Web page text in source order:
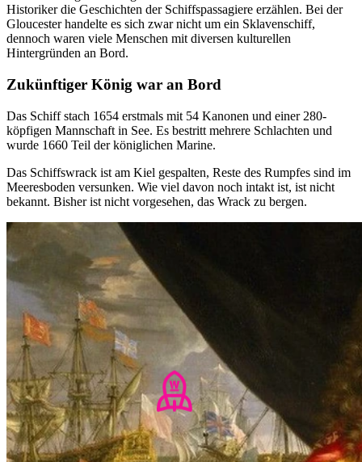
Historiker die Geschichten der Schiffspassagiere erzählen. Bei der
Gloucester handelte es sich zwar nicht um ein Sklavenschiff,
dennoch waren viele Menschen mit diversen kulturellen
Hintergründen an Bord.
Zukünftiger König war an Bord
Das Schiff stach 1654 erstmals mit 54 Kanonen und einer 280-
köpfigen Mannschaft in See. Es bestritt mehrere Schlachten und
wurde 1660 Teil der königlichen Marine.
Das Schiffswrack ist am Kiel gespalten, Reste des Rumpfes sind im
Meeresboden versunken. Wie viel davon noch intakt ist, ist nicht
bekannt. Bisher ist nicht vorgesehen, das Wrack zu bergen.